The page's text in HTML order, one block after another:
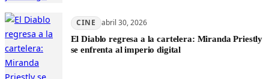
CINE abril 30, 2026
El Diablo regresa a la cartelera: Miranda Priestly
se enfrenta al imperio digital